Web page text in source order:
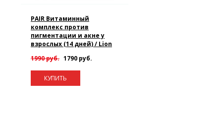
PAIR Витаминный
комплекс против
пигментации и акне у
взрослых (14 дней) / Lion
1990 руб. 1790 руб.
КУПИТЬ